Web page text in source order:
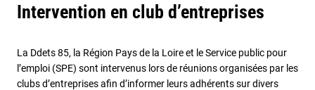
Intervention en club d’entreprises
La Ddets 85, la Région Pays de la Loire et le Service public pour
l’emploi (SPE) sont intervenus lors de réunions organisées par les
clubs d’entreprises afin d’informer leurs adhérents sur divers